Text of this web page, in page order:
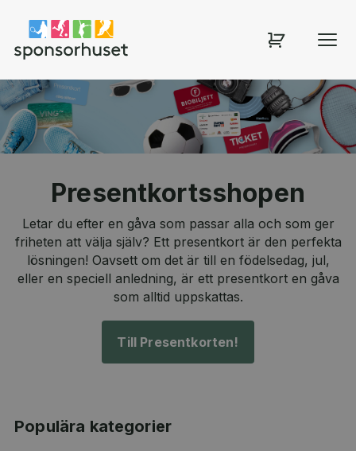
Sponsorhuset shop
Presentkortsshopen
Letar du efter en gåva som passar alla och som ger
friheten att välja själv? Ett presentkort är den perfekta
lösningen! Oavsett om det är till en födelsedag, jul,
eller en speciell anledning, är ett presentkort en gåva
som alltid uppskattas.
Till Presentkorten!
Populära kategorier